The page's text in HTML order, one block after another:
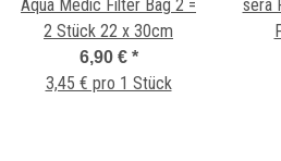
Aqua Medic Filter Bag 2 =
2 Stück 22 x 30cm
6,90 € *
3,45 € pro 1 Stück
sera